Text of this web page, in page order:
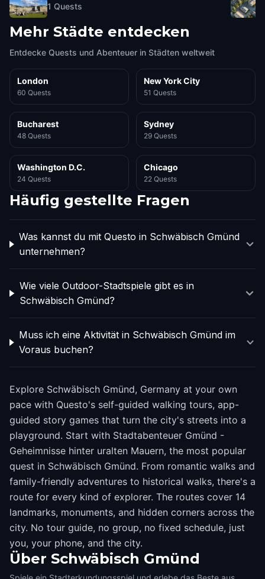
1 Quests
Mehr Städte entdecken
Entdecke Quests und Abenteuer in Städten weltweit
London
60 Quests
New York City
51 Quests
Bucharest
48 Quests
Sydney
29 Quests
Washington D.C.
24 Quests
Chicago
22 Quests
Häufig gestellte Fragen
Was kannst du mit Questo in Schwäbisch Gmünd
unternehmen?
Wie viele Outdoor-Stadtspiele gibt es in
Schwäbisch Gmünd?
Muss ich eine Aktivität in Schwäbisch Gmünd im
Voraus buchen?
Explore Schwäbisch Gmünd, Germany at your own
pace with Questo's self-guided walking tours, app-
guided story games that turn the city's streets into a
playground. Start with Stadtabenteuer Gmünd -
Geheimnisse hinter uralten Mauern, the most popular
quest in Schwäbisch Gmünd. From romantic walks and
family-friendly adventures to historical walks, there's a
route for every kind of explorer. The routes cover 14
landmarks, monuments, and hidden corners across the
city. No tour guide, no group, no fixed schedule, just
you, your phone, and the city.
Über Schwäbisch Gmünd